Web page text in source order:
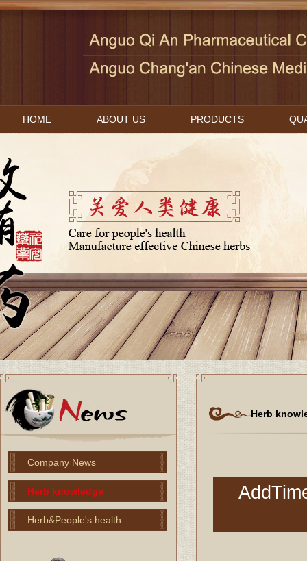
HOME ABOUT US PRODUCTS
Company News
Herb knowledge
Herb&People's health
Herb